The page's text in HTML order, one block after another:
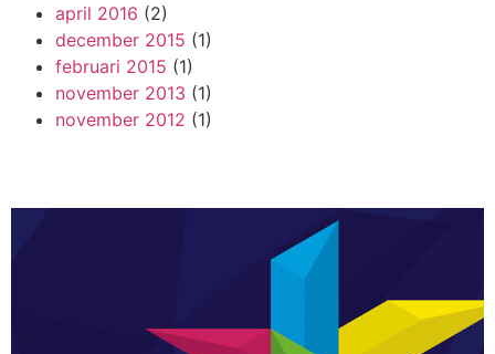
april 2016 (2)
december 2015 (1)
februari 2015 (1)
november 2013 (1)
november 2012 (1)